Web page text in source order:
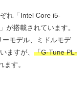
れ「Intel Core i5-
が搭載されています。
モデル、ミドルモデ
ますが、 「G-Tune PL-
ます。